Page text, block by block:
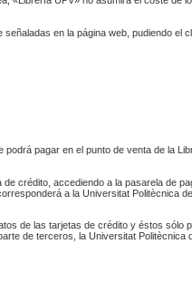
en la página web, pudiendo el
pagar en el punto de venta de la
crédito, accediendo a la pasarela de
a la Universitat Politècnica
de las tarjetas de crédito y éstos sólo
de terceros, la Universitat Politècnica